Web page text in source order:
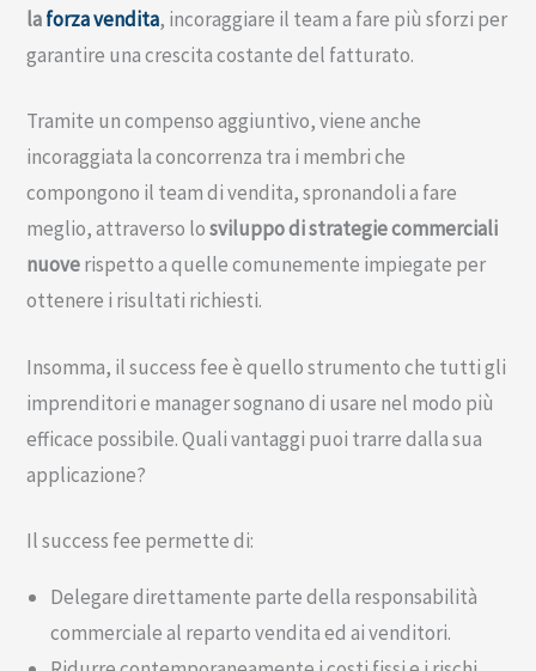
laforza vendita, incoraggiare il team a fare più sforzi per
garantire una crescita costante del fatturato.
Tramite un compenso aggiuntivo, viene anche
incoraggiata la concorrenza tra i membri che
compongono il team di vendita, spronandoli a fare
meglio, attraverso losviluppo di strategie commerciali
nuoverispetto a quelle comunemente impiegate per
ottenere i risultati richiesti.
Insomma, il success fee è quello strumento che tutti gli
imprenditori e manager sognano di usare nel modo più
efficace possibile. Quali vantaggi puoi trarre dalla sua
applicazione?
Il success fee permette di:
Delegare direttamente parte della responsabilità
commerciale al reparto vendita ed ai venditori.